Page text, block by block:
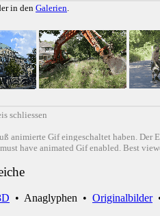
in den Galerien.
schliessen
animierte Gif eingeschaltet haben. Der
have animated Gif enabled. Best
• Anaglyphen • Originalbilder